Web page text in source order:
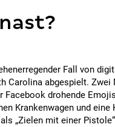
Fall von
Carolina abgespielt. Zwei
Facebook drohende Emojis
Krankenwagen und eine
„Zielen mit einer